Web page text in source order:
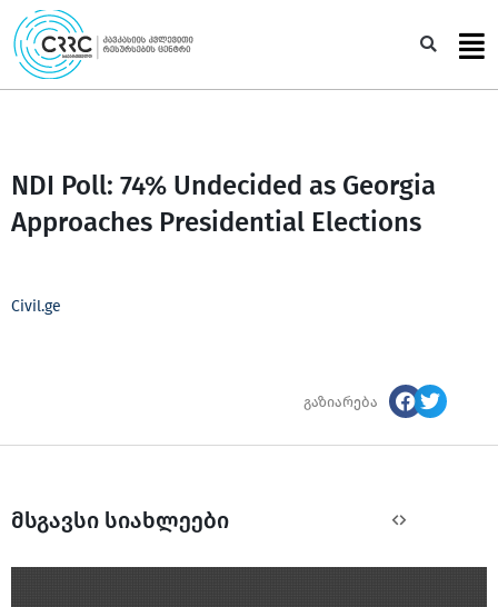
Skip
to
content
NDI Poll: 74% Undecided as Georgia
Approaches Presidential Elections
Civil.ge
გაზიარება
მსგავსი სიახლეები